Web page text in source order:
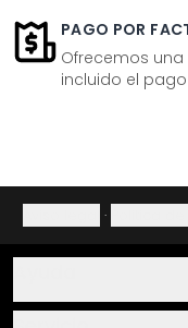
PAGO POR
Ofrecemos
incluido el
·